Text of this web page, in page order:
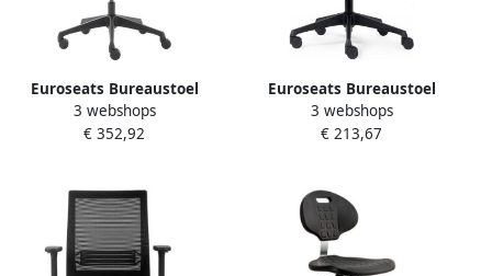
Euroseats Bureaustoel
Curve kunststof
voetenkruis zwart
3 webshops
€ 352,92
Euroseats Bureaustoel
Canillo netgespannen rug
zwart
3 webshops
€ 213,67